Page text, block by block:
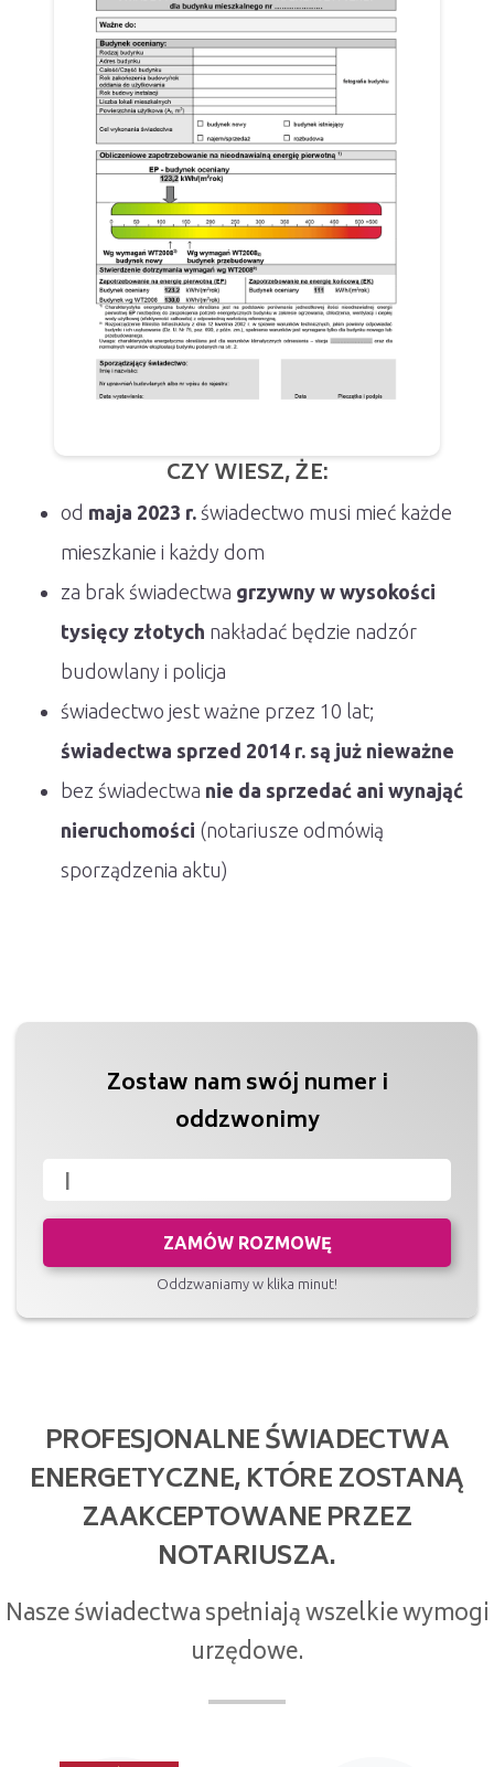
CZY WIESZ, ŻE:
od maja 2023 r. świadectwo musi mieć każde
mieszkanie i każdy dom
za brak świadectwa grzywny w wysokości
tysięcy złotych nakładać będzie nadzór
budowlany i policja
świadectwo jest ważne przez 10 lat;
świadectwa sprzed 2014 r. są już nieważne
bez świadectwa nie da sprzedać ani wynająć
nieruchomości (notariusze odmówią
sporządzenia aktu)
Zostaw nam swój numer i
oddzwonimy
ZAMÓW ROZMOWĘ
Oddzwaniamy w klika minut!
PROFESJONALNE ŚWIADECTWA
ENERGETYCZNE, KTÓRE ZOSTANĄ
ZAAKCEPTOWANE PRZEZ
NOTARIUSZA.
Nasze świadectwa spełniają wszelkie wymogi
urzędowe.